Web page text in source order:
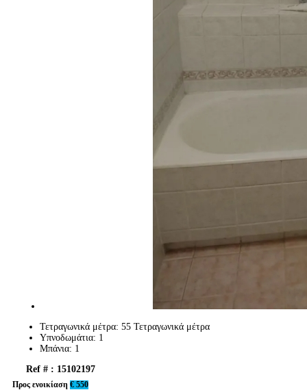
Τετραγωνικά μέτρα: 55 Τετραγωνικά μέτρα
Υπνοδωμάτια: 1
Μπάνια: 1
Ref # : 15102197
Προς ενοικίαση € 550